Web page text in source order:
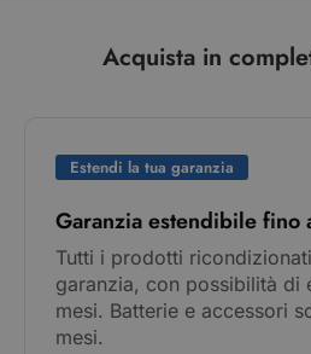
Acquista in
Estendi la tua garanzia
Garanzia estendibile fino
Tutti i prodotti
garanzia, con possibilità di
mesi. Batterie e accessori
mesi.